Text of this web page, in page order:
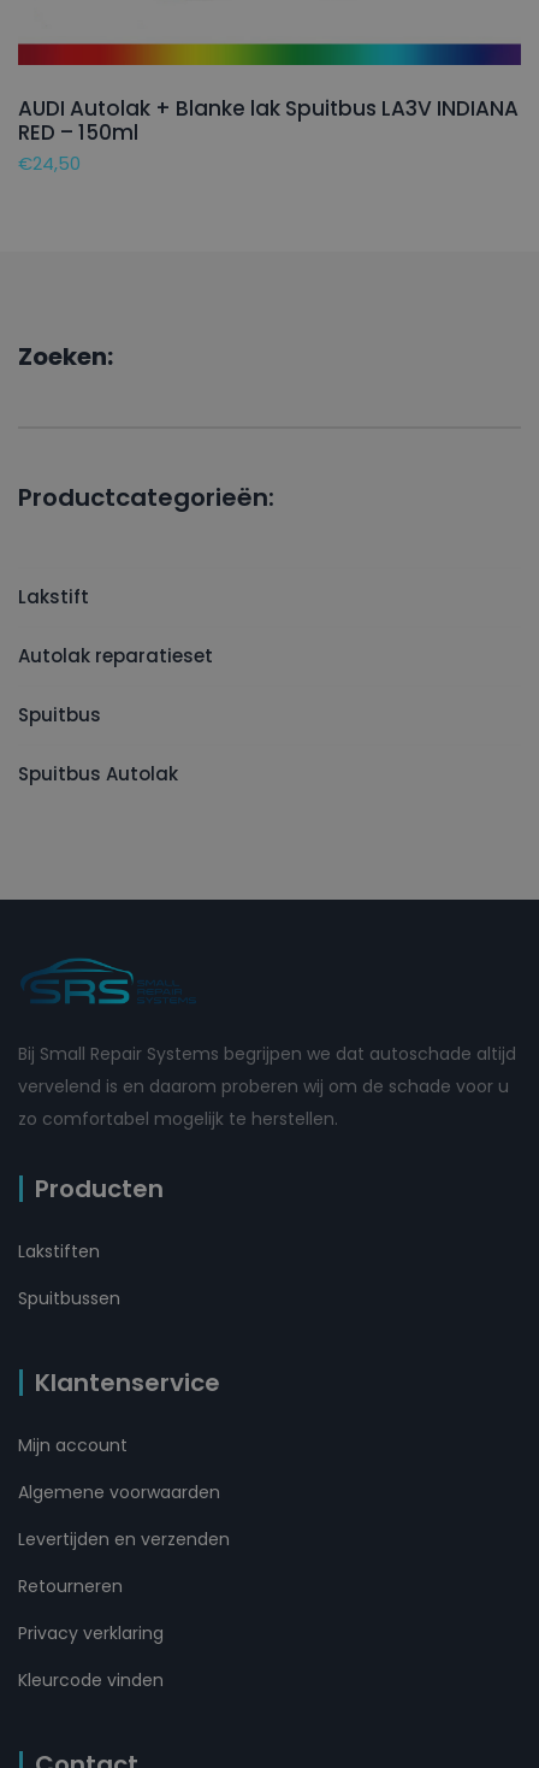
AUDI Autolak + Blanke lak Spuitbus LA3V INDIANA
RED – 150ml
€24,50
Zoeken:
Productcategorieën:
Lakstift
Autolak reparatieset
Spuitbus
Spuitbus Autolak
Bij Small Repair Systems begrijpen we dat autoschade altijd
vervelend is en daarom proberen wij om de schade voor u
zo comfortabel mogelijk te herstellen.
Producten
Lakstiften
Spuitbussen
Klantenservice
Mijn account
Algemene voorwaarden
Levertijden en verzenden
Retourneren
Privacy verklaring
Kleurcode vinden